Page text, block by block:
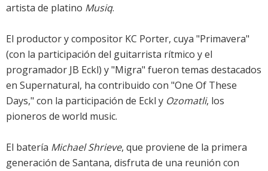
artista de platino Musiq.
El productor y compositor KC Porter, cuya "Primavera"
(con la participación del guitarrista rítmico y el
programador JB Eckl) y "Migra" fueron temas destacados
en Supernatural, ha contribuido con "One Of These
Days," con la participación de Eckl y Ozomatli, los
pioneros de world music.
El batería Michael Shrieve, que proviene de la primera
generación de Santana, disfruta de una reunión con